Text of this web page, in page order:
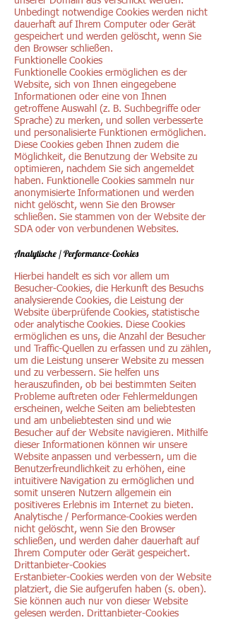
Unbedingt notwendige Cookies werden nicht
dauerhaft auf Ihrem Computer oder Gerät
gespeichert und werden gelöscht, wenn Sie
den Browser schließen.
Funktionelle Cookies
Funktionelle Cookies ermöglichen es der
Website, sich von Ihnen eingegebene
Informationen oder eine von Ihnen
getroffene Auswahl (z. B. Suchbegriffe oder
Sprache) zu merken, und sollen verbesserte
und personalisierte Funktionen ermöglichen.
Diese Cookies geben Ihnen zudem die
Möglichkeit, die Benutzung der Website zu
optimieren, nachdem Sie sich angemeldet
haben. Funktionelle Cookies sammeln nur
anonymisierte Informationen und werden
nicht gelöscht, wenn Sie den Browser
schließen. Sie stammen von der Website der
SDA oder von verbundenen Websites.
Analytische / Performance-Cookies
Hierbei handelt es sich vor allem um
Besucher-Cookies, die Herkunft des Besuchs
analysierende Cookies, die Leistung der
Website überprüfende Cookies, statistische
oder analytische Cookies. Diese Cookies
ermöglichen es uns, die Anzahl der Besucher
und Traffic-Quellen zu erfassen und zu zählen,
um die Leistung unserer Website zu messen
und zu verbessern. Sie helfen uns
herauszufinden, ob bei bestimmten Seiten
Probleme auftreten oder Fehlermeldungen
erscheinen, welche Seiten am beliebtesten
und am unbeliebtesten sind und wie
Besucher auf der Website navigieren. Mithilfe
dieser Informationen können wir unsere
Website anpassen und verbessern, um die
Benutzerfreundlichkeit zu erhöhen, eine
intuitivere Navigation zu ermöglichen und
somit unseren Nutzern allgemein ein
positiveres Erlebnis im Internet zu bieten.
Analytische / Performance-Cookies werden
nicht gelöscht, wenn Sie den Browser
schließen, und werden daher dauerhaft auf
Ihrem Computer oder Gerät gespeichert.
Drittanbieter-Cookies
Erstanbieter-Cookies werden von der Website
platziert, die Sie aufgerufen haben (s. oben).
Sie können auch nur von dieser Website
gelesen werden. Drittanbieter-Cookies